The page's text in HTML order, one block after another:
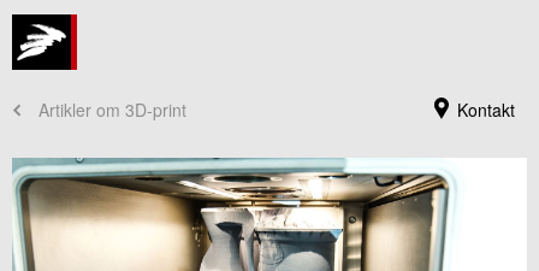
Kontakt
Artikler om 3D-print